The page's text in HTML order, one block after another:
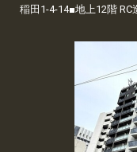
稲田1-4-14■地上12階